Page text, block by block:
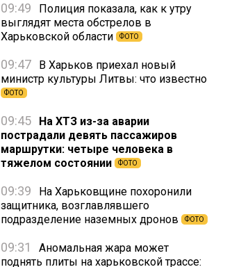
09:49
Полиция показала, как к утру
выглядят места обстрелов в
Харьковской области
ФОТО
09:47
В Харьков приехал новый
министр культуры Литвы: что известно
ФОТО
09:45
На ХТЗ из-за аварии
пострадали девять пассажиров
маршрутки: четыре человека в
тяжелом состоянии
ФОТО
09:39
На Харьковщине похоронили
защитника, возглавлявшего
подразделение наземных дронов
ФОТО
09:31
Аномальная жара может
поднять плиты на харьковской трассе: